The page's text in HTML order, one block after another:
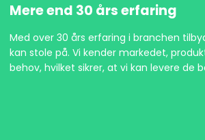
Mere end 30 års erfaring
Med over 30 års erfaring i branchen
kan stole på. Vi kender markedet,
behov, hvilket sikrer, at vi kan levere de